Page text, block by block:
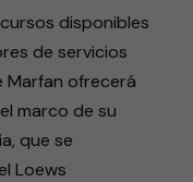
disponibles
de servicios
Marfan ofrecerá
marco de su
que se
Loews